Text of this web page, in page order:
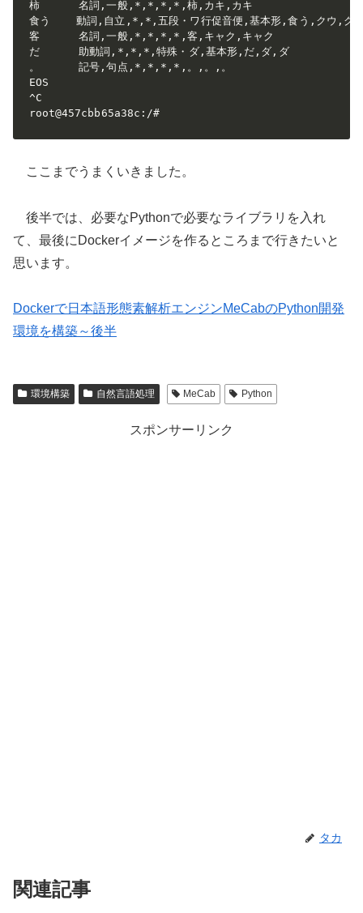
柿      名詞,一般,*,*,*,*,柿,カキ,カキ
食う    動詞,自立,*,*,五段・ワ行促音便,基本形,食う,クウ,ク
客      名詞,一般,*,*,*,*,客,キャク,キャク
だ      助動詞,*,*,*,特殊・ダ,基本形,だ,ダ,ダ
。      記号,句点,*,*,*,*,。,。,。
EOS
^C
root@457cbb65a38c:/#
ここまでうまくいきました。
後半では、必要なPythonで必要なライブラリを入れ
て、最後にDockerイメージを作るところまで行きたいと
思います。
Dockerで日本語形態素解析エンジンMeCabのPython開発
環境を構築～後半
環境構築 自然言語処理 MeCab Python
スポンサーリンク
タカ
関連記事